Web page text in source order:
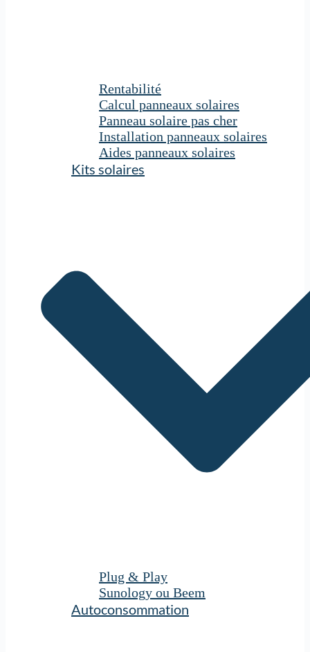
Rentabilité
Calcul panneaux solaires
Panneau solaire pas cher
Installation panneaux solaires
Aides panneaux solaires
Kits solaires
Plug & Play
Sunology ou Beem
Autoconsommation